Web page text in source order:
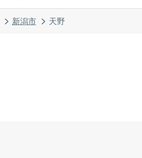
新潟市 天野